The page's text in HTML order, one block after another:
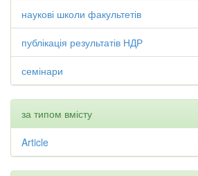
наукові школи факультетів
публікація результатів НДР
семінари
за типом вмісту
Article